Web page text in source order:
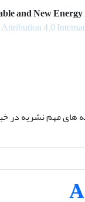
and New Energy
4.0
های مهم نشریه در